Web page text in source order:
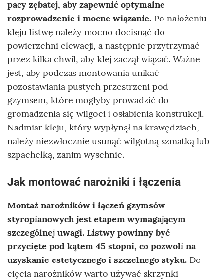
pacy zębatej, aby zapewnić optymalne
rozprowadzenie i mocne wiązanie. Po nałożeniu
kleju listwę należy mocno docisnąć do
powierzchni elewacji, a następnie przytrzymać
przez kilka chwil, aby klej zaczął wiązać. Ważne
jest, aby podczas montowania unikać
pozostawiania pustych przestrzeni pod
gzymsem, które mogłyby prowadzić do
gromadzenia się wilgoci i osłabienia konstrukcji.
Nadmiar kleju, który wypłynął na krawędziach,
należy niezwłocznie usunąć wilgotną szmatką lub
szpachelką, zanim wyschnie.
Jak montować narożniki i łączenia
Montaż narożników i łączeń gzymsów
styropianowych jest etapem wymagającym
szczególnej uwagi. Listwy powinny być
przycięte pod kątem 45 stopni, co pozwoli na
uzyskanie estetycznego i szczelnego styku. Do
cięcia narożników warto używać skrzynki